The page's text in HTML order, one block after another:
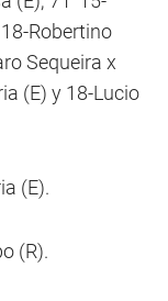
Robertino
Sequeira x
(E) y 18-Lucio
(E).
(R).